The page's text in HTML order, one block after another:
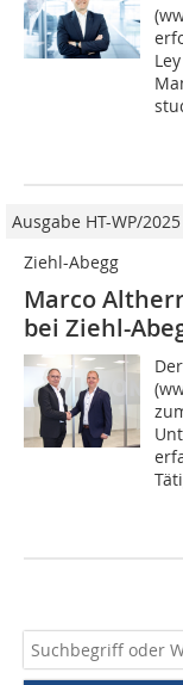
Ausgabe HT-WP/2025
Ziehl-Abegg
Marco
bei Ziehl-